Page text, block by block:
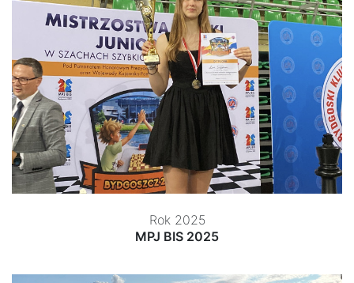
Rok 2025
MPJ BIS 2025